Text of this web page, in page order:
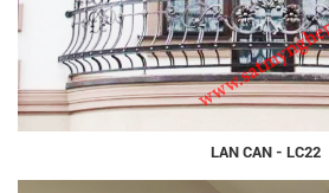
LAN CAN - LC22